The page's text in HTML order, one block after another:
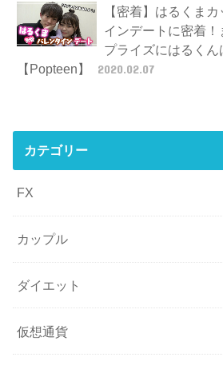
【密着】はるくま
インデートに密着
プライズにはるくん
【Popteen】
2020.02.07
カテゴリー
FX
カップル
ダイエット
仮想通貨